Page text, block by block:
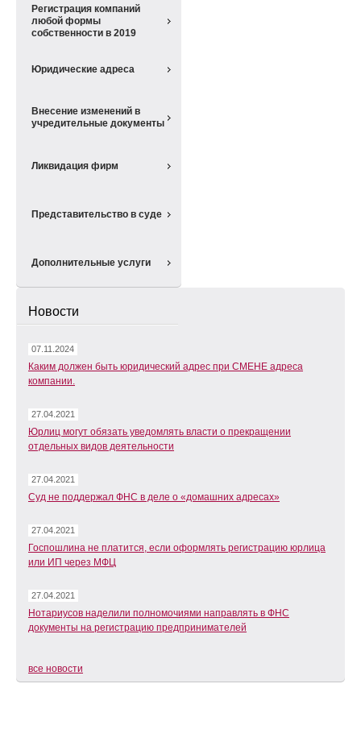
Регистрация компаний
любой формы
собственности в 2019
Юридические адреса
Внесение изменений в
учредительные документы
Ликвидация фирм
Представительство в суде
Дополнительные услуги
Новости
07.11.2024
Каким должен быть юридический адрес при СМЕНЕ адреса
компании.
27.04.2021
Юрлиц могут обязать уведомлять власти о прекращении
отдельных видов деятельности
27.04.2021
Суд не поддержал ФНС в деле о «домашних адресах»
27.04.2021
Госпошлина не платится, если оформлять регистрацию юрлица
или ИП через МФЦ
27.04.2021
Нотариусов наделили полномочиями направлять в ФНС
документы на регистрацию предпринимателей
все новости